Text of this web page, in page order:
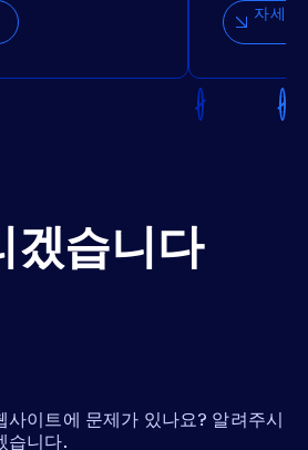
자세히
겠습니다
사이트에 문제가 있나요? 알려주시
습니다.